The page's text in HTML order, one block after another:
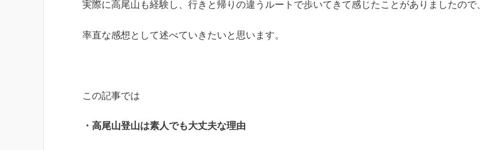
実際に高尾山も経験し、行きと帰りの違うルートで歩いてきて感じたことがありましたので、
率直な感想として述べていきたいと思います。
この記事では
・高尾山登山は素人でも大丈夫な理由